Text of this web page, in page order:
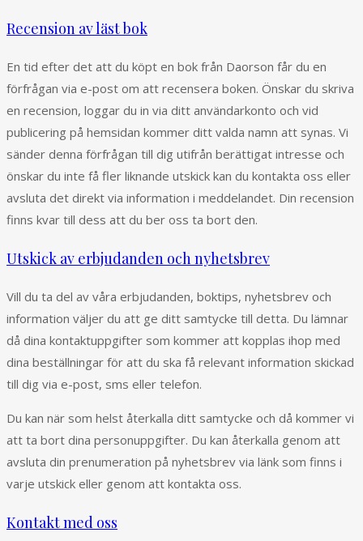
Recension av läst bok
En tid efter det att du köpt en bok från Daorson får du en
förfrågan via e-post om att recensera boken. Önskar du skriva
en recension, loggar du in via ditt användarkonto och vid
publicering på hemsidan kommer ditt valda namn att synas. Vi
sänder denna förfrågan till dig utifrån berättigat intresse och
önskar du inte få fler liknande utskick kan du kontakta oss eller
avsluta det direkt via information i meddelandet. Din recension
finns kvar till dess att du ber oss ta bort den.
Utskick av erbjudanden och nyhetsbrev
Vill du ta del av våra erbjudanden, boktips, nyhetsbrev och
information väljer du att ge ditt samtycke till detta. Du lämnar
då dina kontaktuppgifter som kommer att kopplas ihop med
dina beställningar för att du ska få relevant information skickad
till dig via e-post, sms eller telefon.
Du kan när som helst återkalla ditt samtycke och då kommer vi
att ta bort dina personuppgifter. Du kan återkalla genom att
avsluta din prenumeration på nyhetsbrev via länk som finns i
varje utskick eller genom att kontakta oss.
Kontakt med oss